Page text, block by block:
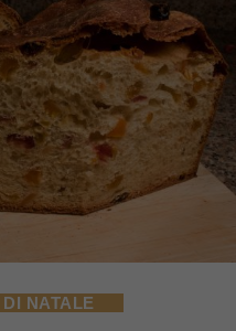
NATALE